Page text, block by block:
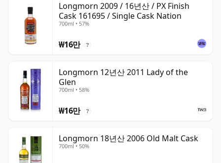
Longmorn 2009 / 16년산 / PX Finish
Cask 161695 / Single Cask Nation
700ml • 57%
₩16만 ?
Longmorn 12년산 2011 Lady of the
Glen
700ml • 58%
₩16만 ?
Longmorn 18년산 2006 Old Malt Cask
700ml • 50%